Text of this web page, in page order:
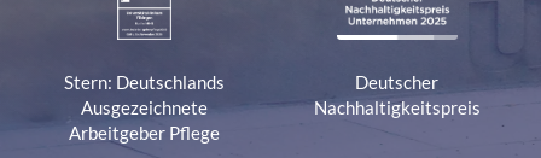
Stern: Deutschlands
Ausgezeichnete
Arbeitgeber Pflege
Deutscher
Nachhaltigkeitspreis